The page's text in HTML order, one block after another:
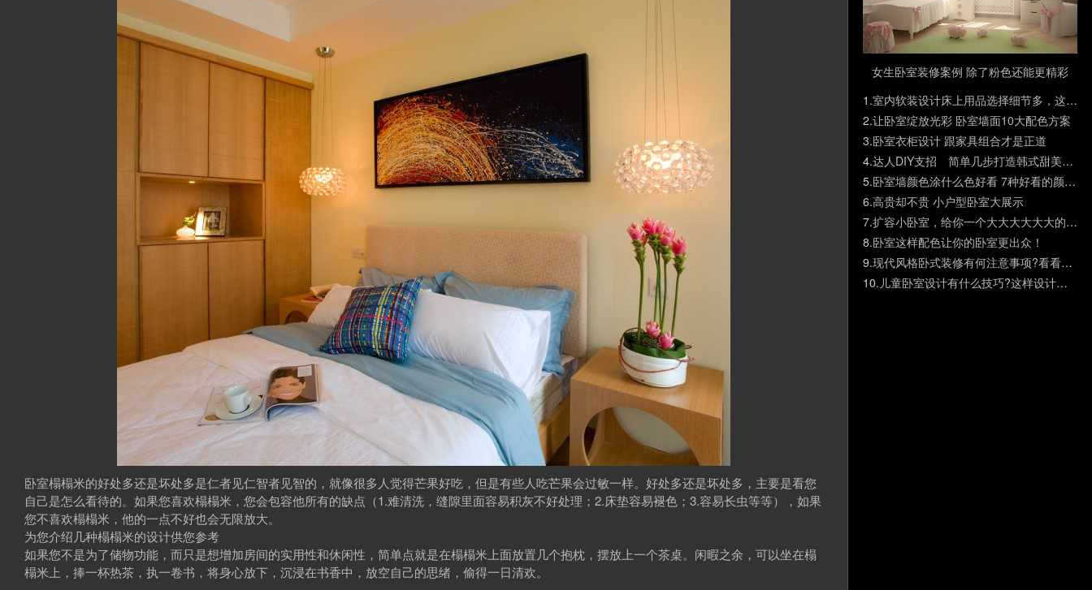
卧室榻榻米的好处多还是坏处多是仁者见仁智者见智的，就像很多人觉得芒果好吃，但是有些人吃芒果会过敏一样。好处多还是坏处多，主要是看您
自己是怎么看待的。如果您喜欢榻榻米，您会包容他所有的缺点（1.难清洗，缝隙里面容易积灰不好处理；2.床垫容易褪色；3.容易长虫等等），如果
您不喜欢榻榻米，他的一点不好也会无限放大。
为您介绍几种榻榻米的设计供您参考
如果您不是为了储物功能，而只是想增加房间的实用性和休闲性，简单点就是在榻榻米上面放置几个抱枕，摆放上一个茶桌。闲暇之余，可以坐在榻
榻米上，捧一杯热茶，执一卷书，将身心放下，沉浸在书香中，放空自己的思绪，偷得一日清欢。
女生卧室装修案例 除了粉色还能更精彩
1.室内软装设计床上用品选择细节多，这些细节必须要落实好
2.让卧室绽放光彩 卧室墙面10大配色方案
3.卧室衣柜设计 跟家具组合才是正道
4.达人DIY支招 简单几步打造韩式甜美卧室
5.卧室墙颜色涂什么色好看 7种好看的颜色任你选择
6.高贵却不贵 小户型卧室大展示
7.扩容小卧室，给你一个大大大大大大的家~
8.卧室这样配色让你的卧室更出众！
9.现代风格卧式装修有何注意事项?看看这些知道否
10. 儿童卧室设计有什么技巧?这样设计很受欢迎